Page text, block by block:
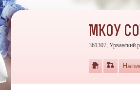
МКОУ
361307, Урванский